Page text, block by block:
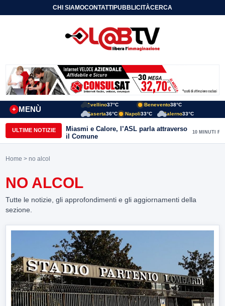
CHI SIAMOCONTATTIPUBBLICITÀCERCA
MENÙ
+
Avellino37°C Benevento38°C
Caserta36°C Napoli33°C Salerno33°C
ULTIME NOTIZIE
Miasmi e Calore, l’ASL parla attraverso
il Comune
10 MINUTI FA
Home > no alcol
NO ALCOL
Tutte le notizie, gli approfondimenti e gli aggiornamenti della
sezione.